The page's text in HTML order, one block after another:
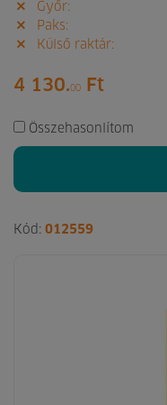
Győr:
Paks:
Külső raktár:
4 130.00 Ft
Összehasonlítom
Kód: 012559